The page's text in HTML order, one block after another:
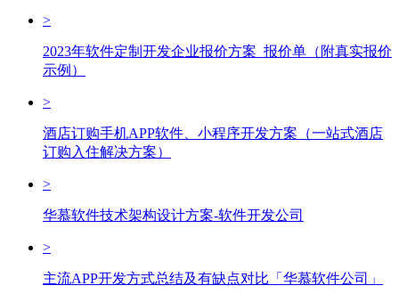
>
2023年软件定制开发企业报价方案_报价单（附真实报价
示例）
>
酒店订购手机APP软件、小程序开发方案（一站式酒店
订购入住解决方案）
>
华慕软件技术架构设计方案-软件开发公司
>
主流APP开发方式总结及有缺点对比「华慕软件公司」